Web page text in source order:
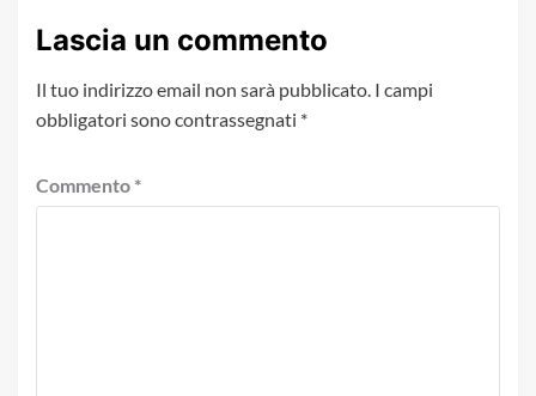
Lascia un commento
Il tuo indirizzo email non sarà pubblicato. I campi
obbligatori sono contrassegnati *
Commento *